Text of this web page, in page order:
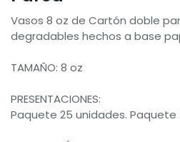
Vasos 8 oz de Cartón doble
degradables hechos a base
TAMAÑO: 8 oz
PRESENTACIONES:
Paquete 25 unidades. Paquete